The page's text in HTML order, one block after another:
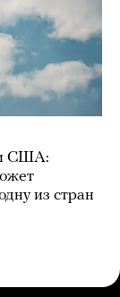
США:
из стран